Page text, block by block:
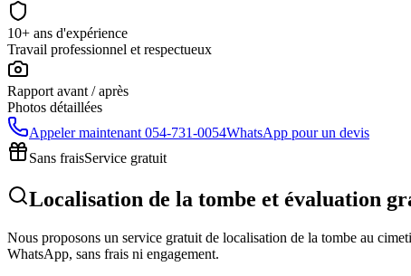
10+ ans d'expérience
Travail professionnel et respectueux
Rapport avant / après
Photos détaillées
Appeler maintenant 054-731-0054WhatsApp pour un devis
Sans fraisService gratuit
Localisation de la tombe et évaluation
Nous proposons un service gratuit de localisation de la tombe au
WhatsApp, sans frais ni engagement.